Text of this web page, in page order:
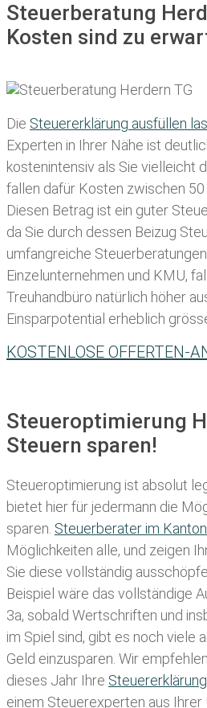
Steuerberatung
Kosten sind zu
Die Steuererklärung ausfüllen
Experten in Ihrer Nähe ist
kostenintensiv als Sie vielleicht
fallen dafür Kosten zwischen
Diesen Betrag ist ein guter
da Sie durch dessen Beizug
umfangreiche
Einzelunternehmen und KMU,
Treuhandbüro natürlich höher
Einsparpotential erheblich
KOSTENLOSE OFFERTEN-
Steueroptimierung
Steuern sparen!
Steueroptimierung ist absolut
bietet hier für jedermann die
sparen. Steuerberater im K
Möglichkeiten alle, und zeigen
Sie diese vollständig
Beispiel wäre das vollständige
3a, sobald Wertschriften und
im Spiel sind, gibt es noch viele
Geld einzusparen. Wir
dieses Jahr Ihre
einem Steuerexperten aus Ihrer